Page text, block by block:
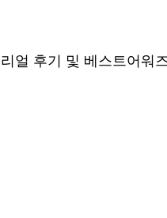
얼 후기 및 베스트어워